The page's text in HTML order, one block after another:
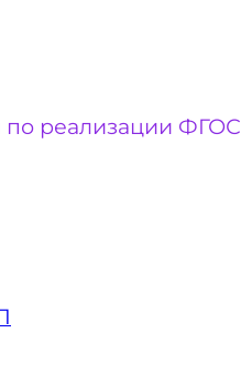
по реализации